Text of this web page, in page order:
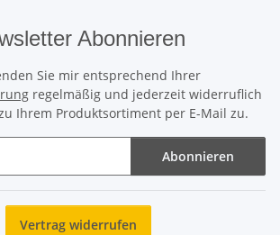
Abonnieren
Sie mir entsprechend Ihrer
regelmäßig und jederzeit widerruflich
Ihrem Produktsortiment per E-Mail zu.
Abonnieren
Vertrag widerrufen